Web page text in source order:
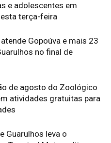
e adolescentes em
terça-feira
Gopoúva e mais 23
no final de
de agosto do Zoológico
atividades gratuitas para
Guarulhos leva o